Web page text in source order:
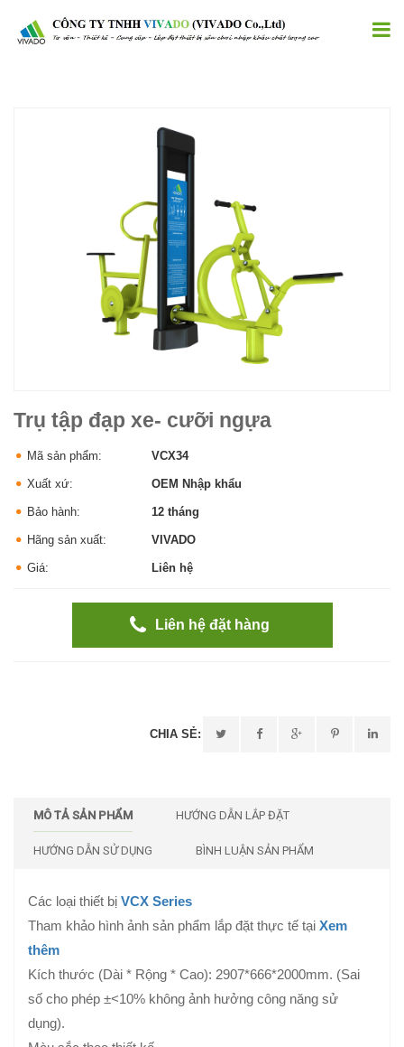
Trụ tập đạp xe- cưỡi ngựa
Mã sản phẩm: VCX34
Xuất xứ: OEM Nhập khẩu
Bảo hành: 12 tháng
Hãng sản xuất: VIVADO
Giá: Liên hệ
Liên hệ đặt hàng
CHIA SẺ:
MÔ TẢ SẢN PHẨM HƯỚNG DẪN LẮP ĐẶT
HƯỚNG DẪN SỬ DỤNG BÌNH LUẬN SẢN PHẨM
Các loại thiết bị VCX Series
Tham khảo hình ảnh sản phẩm lắp đặt thực tế tại Xem
thêm
Kích thước (Dài * Rộng * Cao): 2907*666*2000mm. (Sai
số cho phép ±<10% không ảnh hưởng công năng sử
dụng).